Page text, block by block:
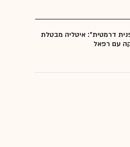
דרמטית": איטליה מבטלת
עם רפאל